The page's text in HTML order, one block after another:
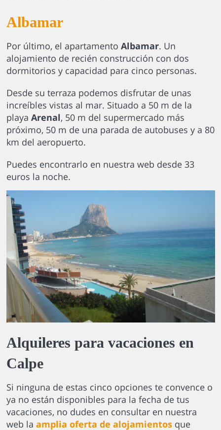
Albamar
Por último, el apartamento Albamar. Un
alojamiento de recién construcción con dos
dormitorios y capacidad para cinco personas.
Desde su terraza podemos disfrutar de unas
increíbles vistas al mar. Situado a 50 m de la
playa Arenal, 50 m del supermercado más
próximo, 50 m de una parada de autobuses y a 80
km del aeropuerto.
Puedes encontrarlo en nuestra web desde 33
euros la noche.
Alquileres para vacaciones en
Calpe
Si ninguna de estas cinco opciones te convence o
ya no están disponibles para la fecha de tus
vacaciones, no dudes en consultar en nuestra
web la amplia oferta de alojamientosque